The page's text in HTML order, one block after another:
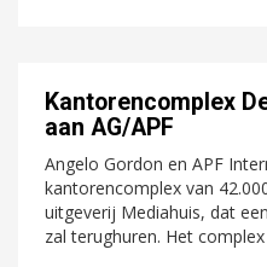
Kantorencomplex
aan AG/APF
Angelo Gordon en APF
kantorencomplex van
uitgeverij Mediahuis, dat
zal terughuren. Het complex